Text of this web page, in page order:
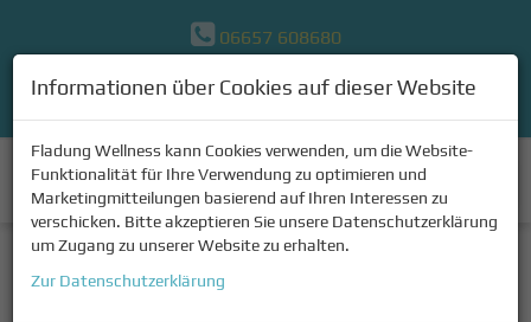
Informationen über Cookies auf dieser Website
Fladung Wellness kann Cookies verwenden, um die Website-
Funktionalität für Ihre Verwendung zu optimieren und
Marketingmitteilungen basierend auf Ihren Interessen zu
verschicken. Bitte akzeptieren Sie unsere Datenschutzerklärung
um Zugang zu unserer Website zu erhalten.
Zur Datenschutzerklärung
06657 608680
Navigation
INFRAROTWÄRMEKABINEN